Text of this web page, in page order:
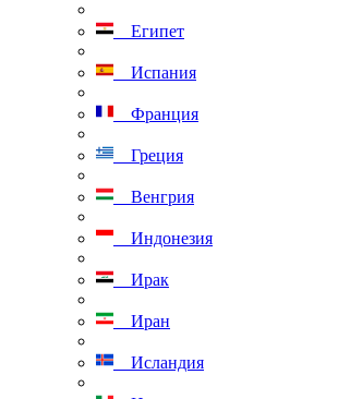
Египет
Испания
Франция
Греция
Венгрия
Индонезия
Ирак
Иран
Исландия